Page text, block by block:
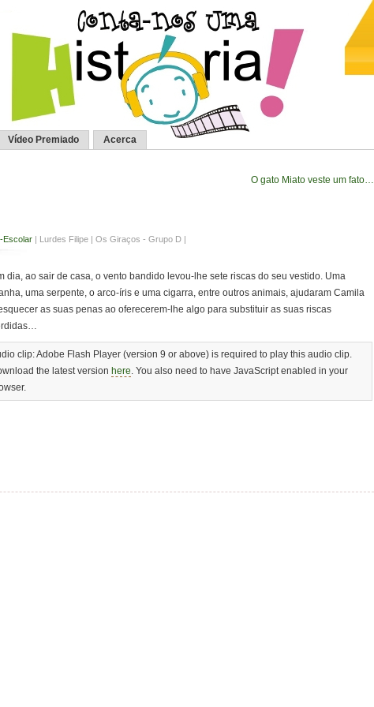
Vídeo Premiado Acerca
O gato Miato veste um fato…
Escolar | Lurdes Filipe | Os Giraços - Grupo D |
dia, ao sair de casa, o vento bandido levou-lhe sete riscas do seu vestido. Uma
uma serpente, o arco-íris e uma cigarra, entre outros animais, ajudaram Camila
as suas penas ao oferecerem-lhe algo para substituir as suas riscas
clip: Adobe Flash Player (version 9 or above) is required to play this audio clip.
the latest versionhere . You also need to have JavaScript enabled in your